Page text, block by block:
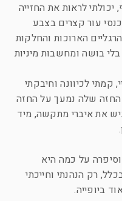
לראות את החזייה
עור קצרים בצבע
הארוכות והחלקות
בושה ומחשבות מיניות
לכיוונה וחיבקתי
שלה נמעך על החזה
את איברי מתקשה, מיד
על כמה היא
רק הנהנתי וחייכתי
ביופייה.